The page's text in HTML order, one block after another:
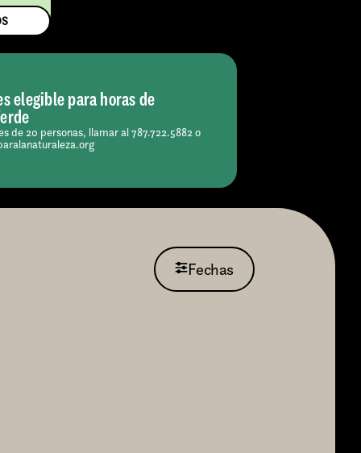
elegible para horas de
de 20 personas, llamar al 787.722.5882 o
Fechas